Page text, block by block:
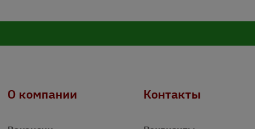
О компании Контакты